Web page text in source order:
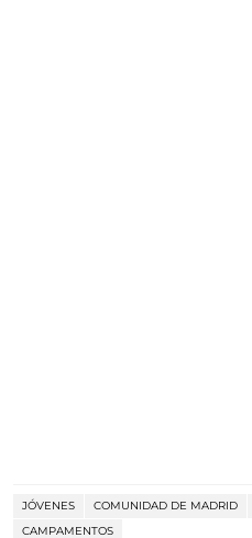
JÓVENES COMUNIDAD DE MADRID
CAMPAMENTOS